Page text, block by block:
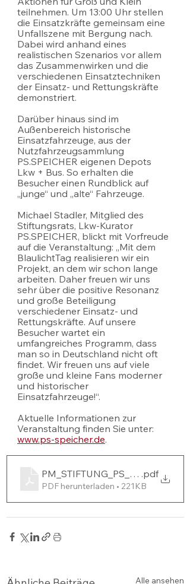
teilnehmen. Um 13:00 Uhr stellen
die Einsatzkräfte gemeinsam eine
Unfallszene mit Bergung nach.
Dabei wird anhand eines
realistischen Szenarios vor allem
das Zusammenwirken und die
verschiedenen Einsatztechniken
der Einsatz- und Rettungskräfte
demonstriert.
Darüber hinaus sind im
Außenbereich historische
Einsatzfahrzeuge, aus der
Nutzfahrzeugsammlung
PS.SPEICHER eigenen Depots
Lkw + Bus. So erhalten die
Besucher einen Rundblick auf
„junge“ und „alte“ Fahrzeuge.
Michael Stadler, Mitglied des
Stiftungsrats, Lkw-Kurator
PS.SPEICHER, blickt mit Vorfreude
auf die Veranstaltung: „Mit dem
BlaulichtTag realisieren wir ein
Projekt, an dem wir schon lange
arbeiten. Daher freuen wir uns
sehr über die positive Resonanz
und große Beteiligung
verschiedener Einsatz- und
Rettungskräfte. Auf unsere
Besucher wartet ein
umfangreiches Programm, dass
man so in Deutschland nicht oft
findet. Wir freuen uns auf viele
große und kleine Fans moderner
und historischer
Einsatzfahrzeuge!“.
Aktuelle Informationen zur
Veranstaltung finden Sie unter:
www.ps-speicher.de.
.pdf
PDF herunterladen • 221KB
Alle ansehen